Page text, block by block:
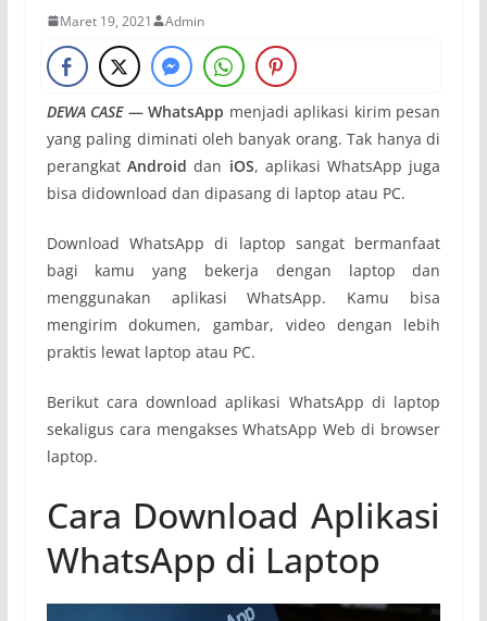
Maret 19, 2021 Admin
DEWA CASE— WhatsApp menjadi aplikasi kirim pesan
yang paling diminati oleh banyak orang. Tak hanya di
perangkat Androiddan iOS, aplikasi WhatsApp juga
bisa didownload dan dipasang di laptop atau PC.
Download WhatsApp di laptop sangat bermanfaat
bagi kamu yang bekerja dengan laptop dan
menggunakan aplikasi WhatsApp. Kamu bisa
mengirim dokumen, gambar, video dengan lebih
praktis lewat laptop atau PC.
Berikut cara download aplikasi WhatsApp di laptop
sekaligus cara mengakses WhatsApp Web di browser
laptop.
Cara Download Aplikasi
WhatsApp di Laptop